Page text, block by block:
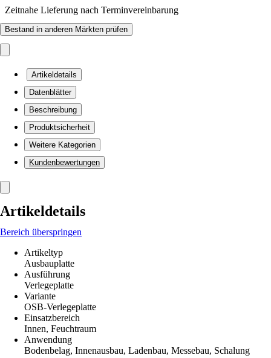
Zeitnahe Lieferung nach Terminvereinbarung
Bestand in anderen Märkten prüfen
Artikeldetails
Datenblätter
Beschreibung
Produktsicherheit
Weitere Kategorien
Kundenbewertungen
Artikeldetails
Bereich überspringen
Artikeltyp
Ausbauplatte
Ausführung
Verlegeplatte
Variante
OSB-Verlegeplatte
Einsatzbereich
Innen, Feuchtraum
Anwendung
Bodenbelag, Innenausbau, Ladenbau, Messebau, Schalung